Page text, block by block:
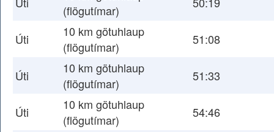
(flögutímar)
Úti
10 km götuhlaup
(flögutímar)
51:08
Úti
10 km götuhlaup
(flögutímar)
51:33
Úti
10 km götuhlaup
(flögutímar)
54:46